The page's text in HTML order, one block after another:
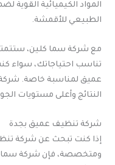
المواد الكيميائية القوية
الطبيعي للأقمشة.
مع شركة سما كلين،
تناسب احتياجاتك، سواء
عميق لمناسبة خاصة.
النتائج وأعلى مستويات
شركة تنظيف عميق بجدة
إذا كنت تبحث عن شركة
ومتخصصة، فإن شركة سما